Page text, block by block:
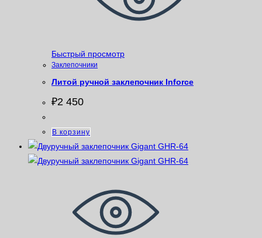
Быстрый просмотр
Заклепочники
Литой ручной заклепочник Inforce
₽2 450
В корзину